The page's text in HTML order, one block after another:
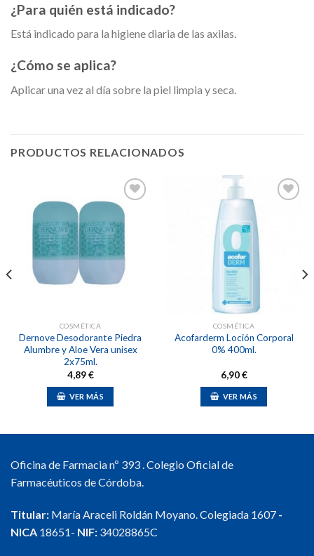
¿Para quién está indicado?
Está indicado para la higiene diaria de las axilas.
¿Cómo se aplica?
Aplicar una vez al día sobre la piel limpia y seca.
PRODUCTOS RELACIONADOS
Añadir
a la
lista de
COSMÉTICA
Dernove Desodorante Piedra
Alumbre y Aloe Vera unisex
2x75ml.
4,89€
VER MÁS
COSMÉTICA
Acofarderm Loción Corporal
0% 400ml.
6,90€
VER MÁS
Oficina de Farmacia nº 393 . Colegio Oficial de
Farmacéuticos de Córdoba.
Titular: María Araceli Roldán Moyano. Colegiada 1607 -
NICA 18651- NIF: 34028865C